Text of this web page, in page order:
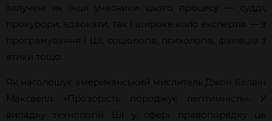
залучені як інші учасники цього процесу — судді,
прокурори, адвокати, так і широке коло експертів — з
програмування і ШІ, соціологів, психологів, фахівців з
етики тощо.
Як наголошує американський мислитель Джон Келвін
Максвелл: «Прозорість породжує легітимність». У
випадку технологій ШІ у
сфері правопорядку це